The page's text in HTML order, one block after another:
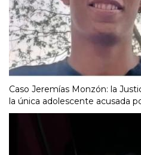
Caso Jeremías Monzón: la
la única adolescente acusada